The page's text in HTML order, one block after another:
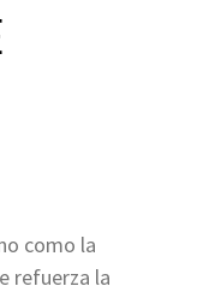
como la
refuerza la